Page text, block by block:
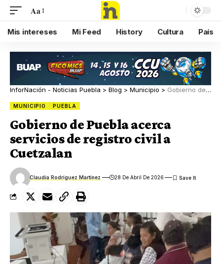
Aa
Mis intereses Mi Feed History Cultura País
InforNación - Noticias Puebla > Blog > Municipio > Gobierno de Puebla acerca servicios de registro civil a Cuetzalan
MUNICIPIO PUEBLA
Gobierno de Puebla acerca
servicios de registro civil a
Cuetzalan
Claudia Rodríguez Martínez 28 De Abril De 2026